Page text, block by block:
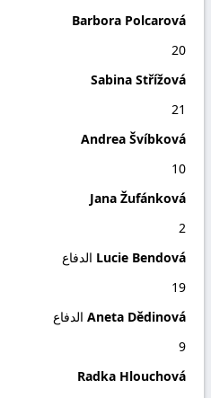
Barbora Polcarová
20
Sabina Střížová
21
Andrea Švíbková
10
Jana Žufánková
2
Lucie Bendová الدفاع
19
Aneta Dědinová الدفاع
9
Radka Hlouchová